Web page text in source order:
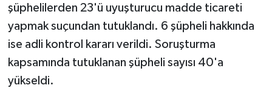
şüphelilerden 23'ü uyuşturucu madde ticareti
yapmak suçundan tutuklandı. 6 şüpheli hakkında
ise adli kontrol kararı verildi. Soruşturma
kapsamında tutuklanan şüpheli sayısı 40'a
yükseldi.
TEKNOLOJİ
Turizm